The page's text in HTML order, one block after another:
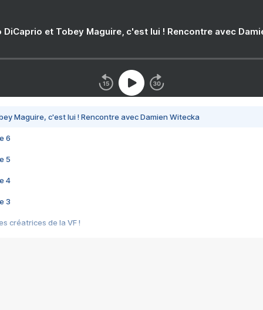
DiCaprio et Tobey Maguire, c'est lui ! Rencontre avec
Maguire, c'est lui ! Rencontre avec Damien Witecka
6
5
4
3
créatrices de la VF !